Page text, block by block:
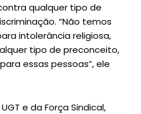
qualquer tipo de
“Não temos
intolerância religiosa,
tipo de preconceito,
essas pessoas”, ele
e da Força Sindical,